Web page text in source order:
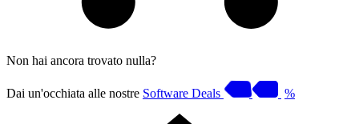
Non hai ancora trovato nulla?
Dai un'occhiata alle nostre Software Deals %